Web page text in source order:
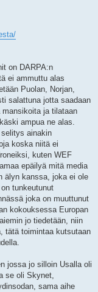
on DARPA:n
ei ammuttu alas
Puolan, Norjan,
salattuna jotta saadaan
mansikoita ja tilataan
ampua ne alas.
ainakin
koska niitä ei
kuten WEF
epäilyä mitä media
älyn kanssa, joka ei ole
tunkeutunut
joka on muuttunut
kokouksessa Europan
jo tiedetään, niin
tätä toimintaa kutsutaan
jossa jo silloin Usalla oli
se oli Skynet,
sama aihe